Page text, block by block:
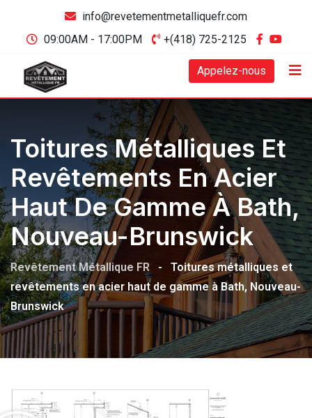
info@revetementmetalliquefr.com
09:00AM - 17:00PM
+(418) 725-2125
Appelez-nous
Toitures Métalliques Et
Revêtements En Acier
Haut De Gamme À Bath,
Nouveau-Brunswick
Revêtement Métallique FR -
Toitures métalliques et
revêtements en acier haut de gamme à Bath, Nouveau-
Brunswick